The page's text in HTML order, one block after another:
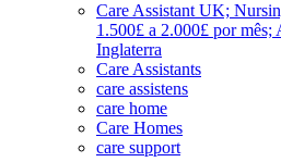
Care Assistant UK;
1.500£ a 2.000£ por mês;
Inglaterra
Care Assistants
care assistens
care home
Care Homes
care support